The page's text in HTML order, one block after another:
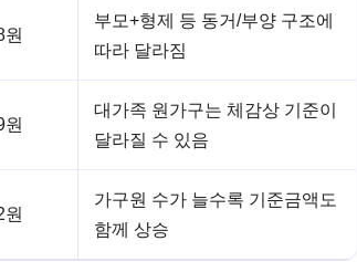
부모+형제 등 동거/부양 구조에
따라 달라짐
대가족 원가구는 체감상 기준이
달라질 수 있음
가구원 수가 늘수록 기준금액도
함께 상승